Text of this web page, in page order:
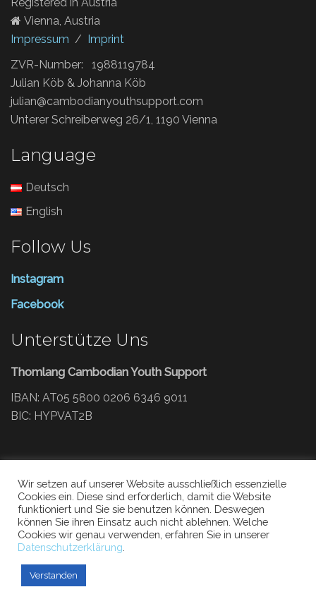
Vienna, Austria
Impressum / Imprint
ZVR-Number: 1988119784
Julian Köb & Johanna Köb
julian@cambodianyouthsupport.com
Unterer Schreiberweg 26/1, 1190 Vienna
Language
Deutsch
English
Follow Us
Instagram
Facebook
Unterstütze Uns
Thomlang Cambodian Youth Support
IBAN: AT05 5800 0206 6346 9011
BIC: HYPVAT2B
paypal.me/thomlangcys
Thomlang - Cambodian Youth Support (2021)
Wir setzen auf unserer Website ausschließlich essenzielle
Cookies ein. Diese sind erforderlich, damit die Website
funktioniert und Sie sie benutzen können. Deswegen
können Sie ihren Einsatz auch nicht ablehnen. Welche
Cookies wir genau verwenden, erfahren Sie in unserer
Datenschutzerklärung
Verstanden